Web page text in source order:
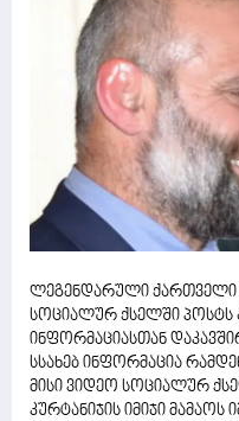
ლეგენდარული ქართველი
სოციალურ ქსელში პოსტს
ინფორმაციასთან
სსახებ ინფორმაცია
მისი ვიდეო სოციალურ
კურტანიჯის იმიჯი მამაოს